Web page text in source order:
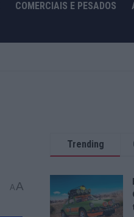
COMERCIAIS E PESADOS
AA
Trending